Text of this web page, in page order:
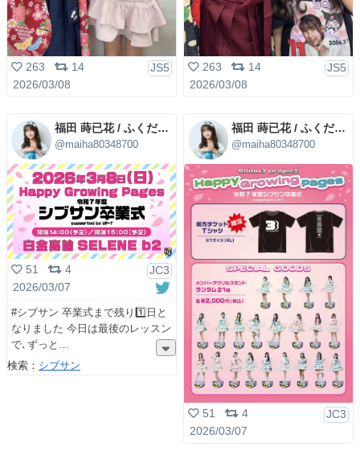
263 14
JS5
2026/03/08
263 14
JS5
2026/03/08
福田 蒔已花 / ふくだまいは
@maiha80348700
51 4
JC3
2026/03/07
#シブサン 卒業式まで残り1️⃣日と
なりました 今日は最後のレッスン
で､ずっと
検索： シブサン
福田 蒔已花 / ふくだまいは
@maiha80348700
51 4
JC3
2026/03/07